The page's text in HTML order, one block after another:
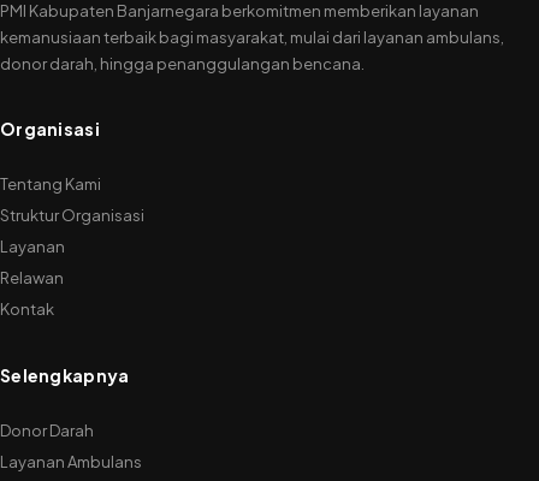
PMI Kabupaten Banjarnegara berkomitmen memberikan layanan
kemanusiaan terbaik bagi masyarakat, mulai dari layanan ambulans,
donor darah, hingga penanggulangan bencana.
Organisasi
Tentang Kami
Struktur Organisasi
Layanan
Relawan
Kontak
Selengkapnya
Donor Darah
Layanan Ambulans